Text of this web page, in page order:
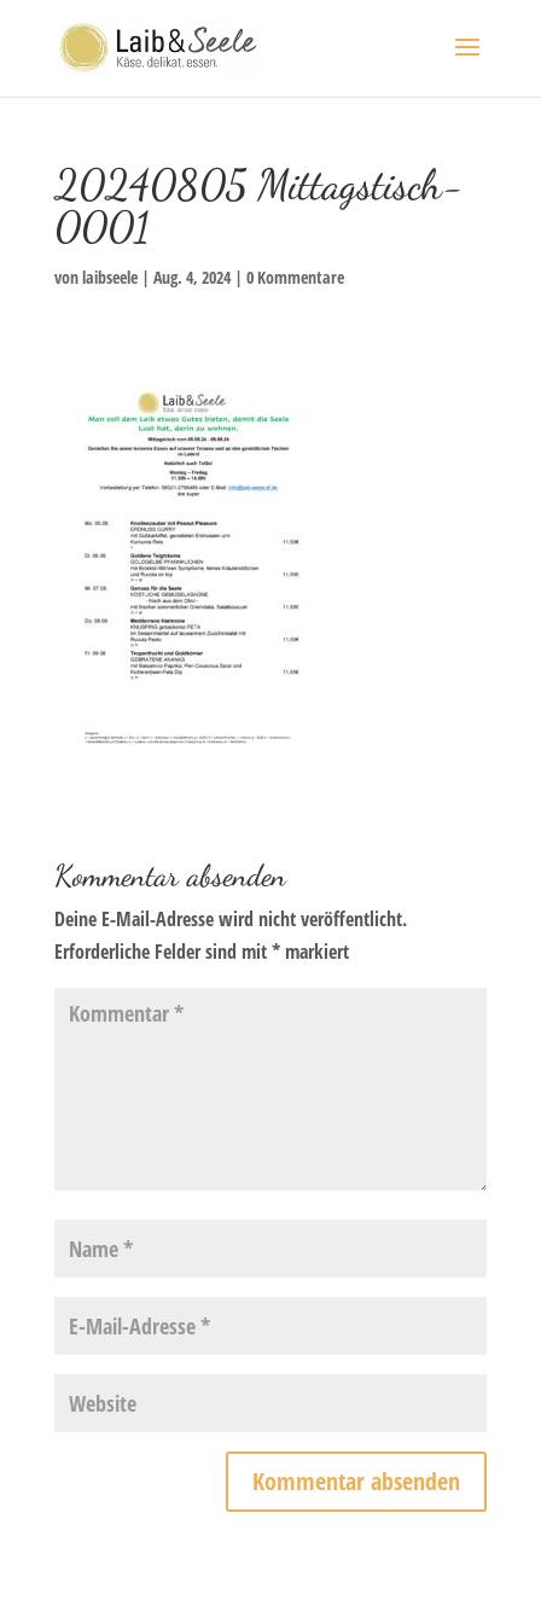
20240805 Mittagstisch-
0001
vonlaibseele| Aug. 4, 2024| 0 Kommentare
Kommentar absenden
Deine E-Mail-Adresse wird nicht veröffentlicht.
Erforderliche Felder sind mit*markiert